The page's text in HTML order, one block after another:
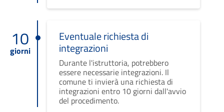
10
giorni
Eventuale richiesta di
integrazioni
Durante l'istruttoria, potrebbero
essere necessarie integrazioni. Il
comune ti invierà una richiesta di
integrazioni entro 10 giorni dall'avvio
del procedimento.